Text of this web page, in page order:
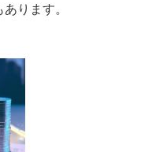
ります。